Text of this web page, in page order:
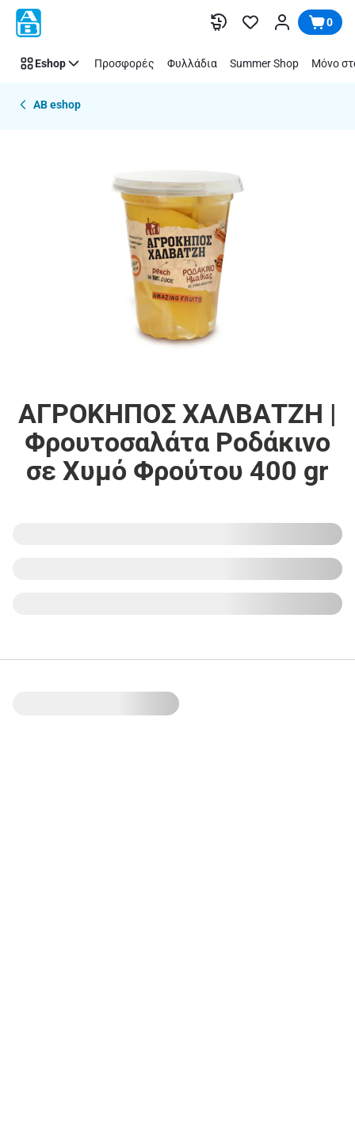
Παράλειψη 0
Eshop Προσφορές Φυλλάδια Summer Shop Μόνο
AB eshop
ΑΓΡΟΚΗΠΟΣ ΧΑΛΒΑΤΖΗ |
Φρουτοσαλάτα Ροδάκινο
σε Χυμό Φρούτου 400 gr